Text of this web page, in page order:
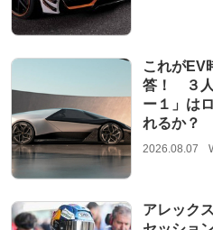
これがEV
答！ ３人
ー１」は
れるか？
2026.08.07
アレック